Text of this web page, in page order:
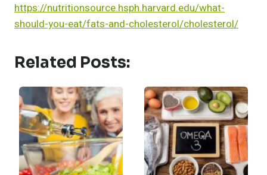
https://nutritionsource.hsph.harvard.edu/what-
should-you-eat/fats-and-cholesterol/cholesterol/
Related Posts: